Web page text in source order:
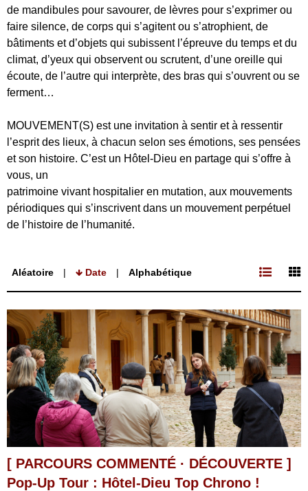
de mandibules pour savourer, de lèvres pour s’exprimer ou
faire silence, de corps qui s’agitent ou s’atrophient, de
bâtiments et d’objets qui subissent l’épreuve du temps et du
climat, d’yeux qui observent ou scrutent, d’une oreille qui
écoute, de l’autre qui interprète, des bras qui s’ouvrent ou se
ferment…
MOUVEMENT(S) est une invitation à sentir et à ressentir
l’esprit des lieux, à chacun selon ses émotions, ses pensées
et son histoire. C’est un Hôtel-Dieu en partage qui s’offre à
vous, un
patrimoine vivant hospitalier en mutation, aux mouvements
périodiques qui s’inscrivent dans un mouvement perpétuel
de l’histoire de l’humanité.
Aléatoire Date Alphabétique
Pop-Up Tour : Hôtel-Dieu Top Chrono !
[ PARCOURS COMMENTÉ · DÉCOUVERTE ]